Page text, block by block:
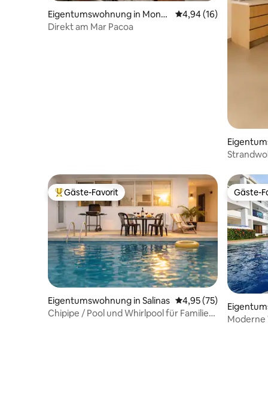
Eigentumswohnung in Monte
verde
Durchschnittliche
4,94 (16)
Direkt am Mar Pacoa
as
Beliebter Gäste-Favorit.
Gäste-Favorit
Eigentumswohnung in Salinas Durchschnittliche
4,95 (75)
Chipipe / Pool und Whirlpool für Familien
Gäste-
Gäste-
Blanca
Moderne